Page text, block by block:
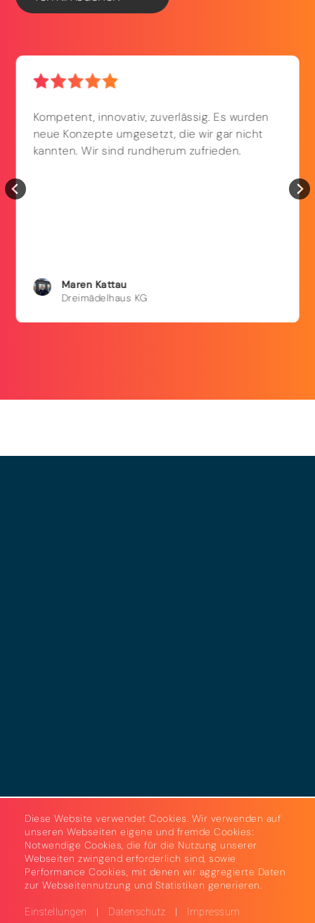
Kompetent, innovativ, zuverlässig. Es wurden
neue Konzepte umgesetzt, die wir gar nicht
kannten. Wir sind rundherum zufrieden.
Maren Kattau
Dreimädelhaus KG
Diese Website verwendet Cookies. Wir verwenden auf
unseren Webseiten eigene und fremde Cookies:
Notwendige Cookies, die für die Nutzung unserer
Webseiten zwingend erforderlich sind, sowie
Performance Cookies, mit denen wir aggregierte Daten
zur Webseitennutzung und Statistiken generieren.
Einstellungen | Datenschutz | Impressum